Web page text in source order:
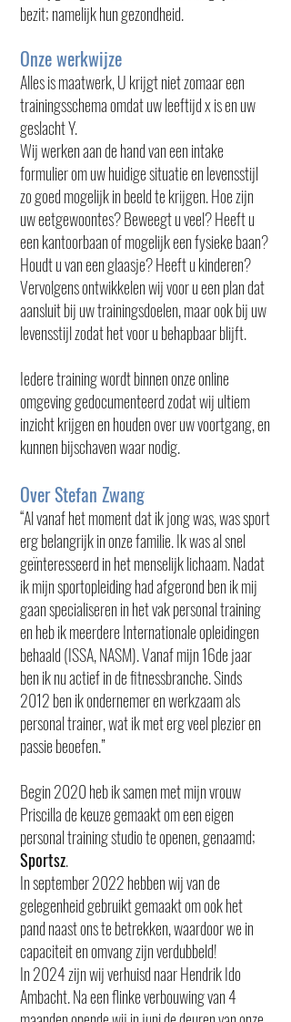
bezit; namelijk hun gezondheid.
Onze werkwijze
Alles is maatwerk, U krijgt niet zomaar een
trainingsschema omdat uw leeftijd x is en uw
geslacht Y.
Wij werken aan de hand van een intake
formulier om uw huidige situatie en levensstijl
zo goed mogelijk in beeld te krijgen. Hoe zijn
uw eetgewoontes? Beweegt u veel? Heeft u
een kantoorbaan of mogelijk een fysieke baan?
Houdt u van een glaasje? Heeft u kinderen?
Vervolgens ontwikkelen wij voor u een plan dat
aansluit bij uw trainingsdoelen, maar ook bij uw
levensstijl zodat het voor u behapbaar blijft.
Iedere training wordt binnen onze online
omgeving gedocumenteerd zodat wij ultiem
inzicht krijgen en houden over uw voortgang, en
kunnen bijschaven waar nodig.
Over Stefan Zwang
“Al vanaf het moment dat ik jong was, was sport
erg belangrijk in onze familie. Ik was al snel
geïnteresseerd in het menselijk lichaam. Nadat
ik mijn sportopleiding had afgerond ben ik mij
gaan specialiseren in het vak personal training
en heb ik meerdere Internationale opleidingen
behaald (ISSA, NASM). Vanaf mijn 16de jaar
ben ik nu actief in de fitnessbranche. Sinds
2012 ben ik ondernemer en werkzaam als
personal trainer, wat ik met erg veel plezier en
passie beoefen.”
Begin 2020 heb ik samen met mijn vrouw
Priscilla de keuze gemaakt om een eigen
personal training studio te openen, genaamd;
Sportsz.
In september 2022 hebben wij van de
gelegenheid gebruikt gemaakt om ook het
pand naast ons te betrekken, waardoor we in
capaciteit en omvang zijn verdubbeld!
In 2024 zijn wij verhuisd naar Hendrik Ido
Ambacht. Na een flinke verbouwing van 4